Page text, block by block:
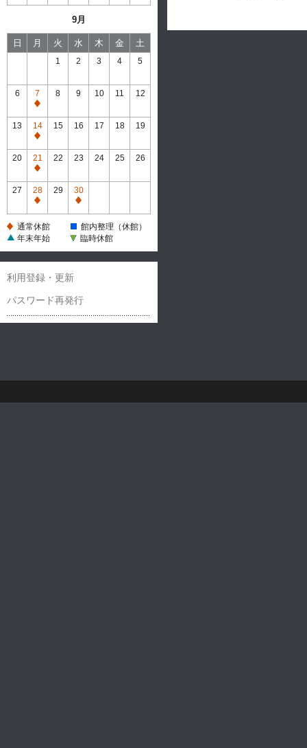
館
館
9月
日 月 火 水 木 金 土
1 2 3 4 5
6
7
通
常
休
館
8 9 10 11 12
13
14
通
常
休
館
15 16 17 18 19
20
21
通
常
休
館
22 23 24 25 26
27
28
通
休
29
30
通
休
通常休館
館内整理（休館）
年末年始
臨時休館
利用登録・更新
パスワード再発行